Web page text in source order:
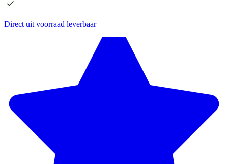
Direct uit voorraad leverbaar